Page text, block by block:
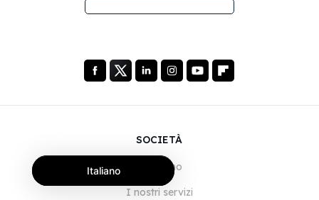
SOCIETÀ
Chi siamo
I nostri servizi
Italiano